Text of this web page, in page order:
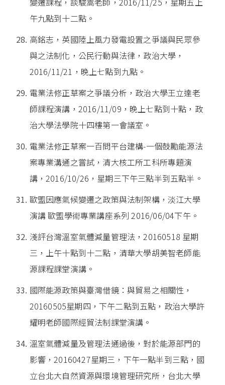
午九點到十二點。
高銘志，英國陸上風力發電設置之爭議與民眾參
與之法制化，公民行動與法律，政治大學，
2016/11/21，晚上七點到九點。
電業法修正草案之爭議分析，政治大學王立達老
師課程演講，2016/11/09，晚上七點到十點，政
治大學法學院十四樓第一會議室。
電業法修正草案一百問平台建構-一個鼓勵能源法
案專業溝通之嘗試，清大核工所工科所專題演
講，2016/10/26，星期三下午三點半到五點半。
歐盟因應氣候變遷之政策與法制架構，淡江大學
演講 歐盟學術專業講座系列 2016/06/04下午。
淺評台灣溫室氣體減量管理法，20160518 星期
三，上午十點到十二點，清華大學胡美智老師能
源課程課堂演講。
國際能源政策與臺灣借鏡：與貿易之相關性，
20160505星期四，下午二點到五點，政治大學許
耀明老師國際經貿法制課堂演講。
溫室氣體減量及管理法通過後，對於能源部門的
影響，20160427星期三，下午一點半到三點，國
立台北大自然資源與環境管理研究所，台北大學